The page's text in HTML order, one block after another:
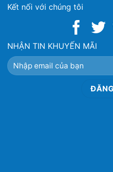
Kết nối với chúng tôi
NHẬN TIN KHUYẾN MÃI